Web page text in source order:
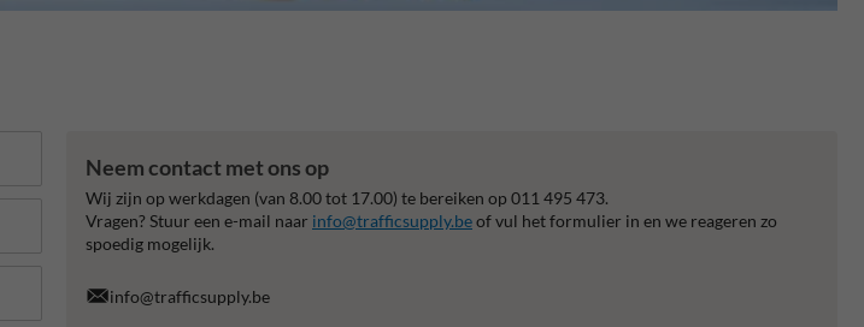
Neem contact met ons op
Wij zijn op werkdagen (van 8.00 tot 17.00) te bereiken op 011 495 473.
Vragen? Stuur een e-mail naar info@trafficsupply.beof vul het formulier in en we reageren zo
spoedig mogelijk.
info@trafficsupply.be